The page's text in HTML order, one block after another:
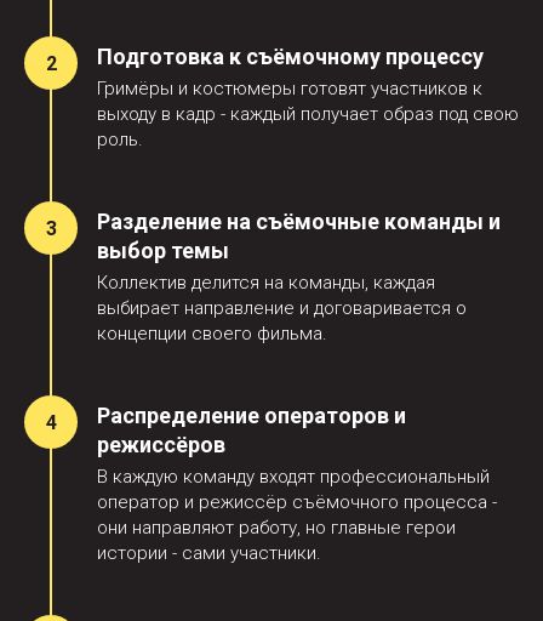
Подготовка к съёмочному процессу
Гримёры и костюмеры готовят участников к
выходу в кадр - каждый получает образ под свою
роль.
Разделение на съёмочные команды и
выбор темы
Коллектив делится на команды, каждая
выбирает направление и договаривается о
концепции своего фильма.
Распределение операторов и
режиссёров
В каждую команду входят профессиональный
оператор и режиссёр съёмочного процесса -
они направляют работу, но главные герои
истории - сами участники.
1. Развлекательная часть:
костюмы;
реквизит.
организацию
Формат полностью мобильный
- всё привозим с собой: